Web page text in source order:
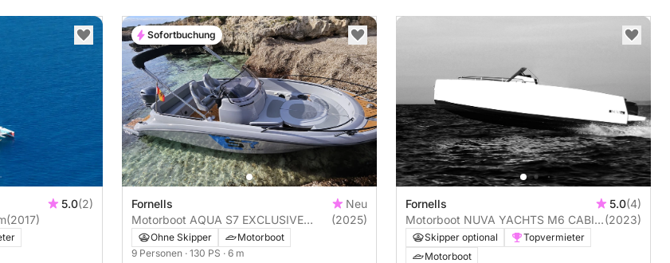
5.0(2)
(2017)
Fornells
Neu
Motorboot AQUA S7 EXCLUSIVE
130PS
(2025)
Ohne Skipper
Motorboot
9 Personen · 130 PS · 6 m
Sofortbuchung
Fornells 5.0(4)
Motorboot NUVA YACHTS M6 CABIN
130PS
(2023)
Skipper optional
Topvermieter
Motorboot